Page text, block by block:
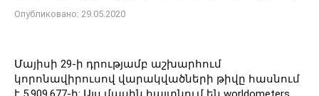
Опубликовано: 29.05.2020
Մայիսի 29-ի դրությամբ աշխարհում
կորոնավիրուսով վարակվածների թիվը հասնում